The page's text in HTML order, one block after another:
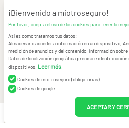
CONDICIONES
CONTACTAR
© Copyright miotroseguro.com 2026. Todos los
Images designed byFreepik
¡Bienvenido a miotroseguro!
Por favor, acepta el uso de las cookies para tener la
Así es como tratamos tus datos:
Almacenar o acceder a información en un dispositivo,
medición de anuncios y del contenido, información
Datos de localización geográfica precisa e
dispositivos. Leer más
Cookies de miotroseguro (obligatorias)
Cookies de google
ACEPTAR Y